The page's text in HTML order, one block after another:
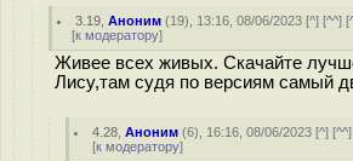
3.19 ,Аноним (19), 13:16, 08/06/2023 [^] [^^] [
[к модератору]
Живее всех живых. Скачайте
Лису,там судя по версиям самый
4.28 ,Аноним (6), 16:16, 08/06/2023 [^] [^^
[к модератору]